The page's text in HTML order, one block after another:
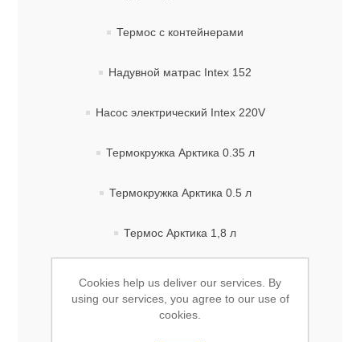
Термос с контейнерами
Надувной матрас Intex 152
Насос электрический Intex 220V
Термокружка Арктика 0.35 л
Термокружка Арктика 0.5 л
Термос Арктика 1,8 л
Термос 0,75 л Добрыня
Cookies help us deliver our services. By
using our services, you agree to our use of
cookies.